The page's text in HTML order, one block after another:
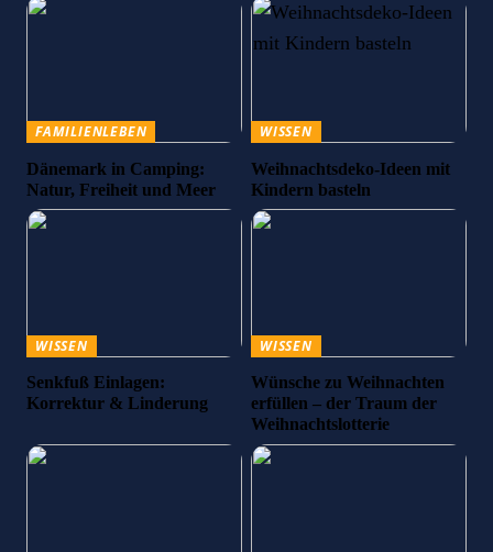
FAMILIENLEBEN
Dänemark in Camping:
Natur, Freiheit und Meer
WISSEN
Weihnachtsdeko-Ideen mit
Kindern basteln
WISSEN
Senkfuß Einlagen:
Korrektur & Linderung
WISSEN
Wünsche zu Weihnachten
erfüllen – der Traum der
Weihnachtslotterie